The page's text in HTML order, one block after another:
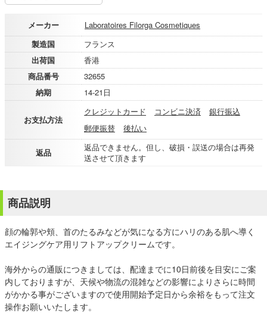
メーカー
Laboratoires Filorga Cosmetiques
製造国
フランス
出荷国
香港
商品番号
32655
納期
14-21日
お支払方法
クレジットカード コンビニ決済
銀行振込
郵便振替
後払い
返品
返品できません。但し、破損・誤送の場合は再発
送させて頂きます
商品説明
顔の輪郭や頬、首のたるみなどが気になる方にハリのある肌へ導く
エイジングケア用リフトアップクリームです。
海外からの通販につきましては、配達までに10日前後を目安にご案
内しておりますが、天候や物流の混雑などの影響によりさらに時間
がかかる事がございますので使用開始予定日から余裕をもって注文
操作お願いいたします。